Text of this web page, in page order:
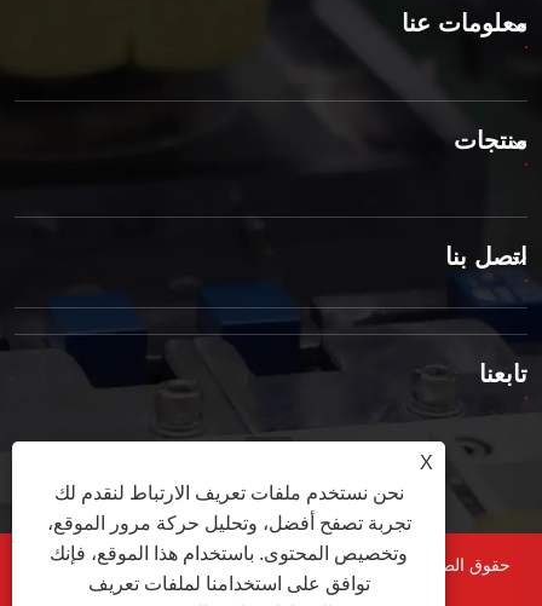
معلومات عنا
منتجات
اتصل بنا
تابعنا
حقوق الطبع والنشر © 2025 Ningbo Songle Relays Co., Ltd. جميع
الحقوق محفوظة.
X
نحن نستخدم ملفات تعريف الارتباط لنقدم لك
تجربة تصفح أفضل، وتحليل حركة مرور الموقع،
وتخصيص المحتوى. باستخدام هذا الموقع، فإنك
توافق على استخدامنا لملفات تعريف